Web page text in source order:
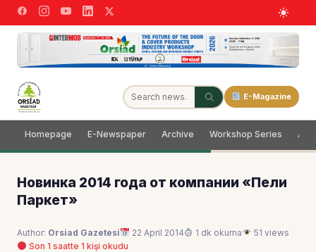
E-Magazine
Homepage E-Newspaper Archive Workshop Series
Новинка 2014 года от компании «Пели
Паркет»
Author: Orsiad Gazetesi 22 April 2014 1 dk okuma
51 views
Son 1 saatte 1 kişi okudu